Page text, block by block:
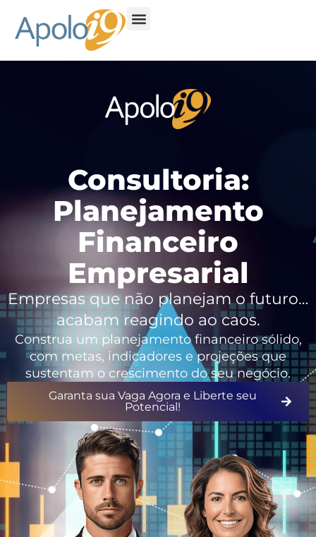
Consultoria:
Planejamento
Financeiro
Empresarial
Empresas que não planejam o futuro…
acabam reagindo ao caos.
Construa um planejamento financeiro sólido,
com metas, indicadores e projeções que
sustentam o crescimento do seu negócio.
Garanta sua Vaga Agora e Liberte seu
Potencial!